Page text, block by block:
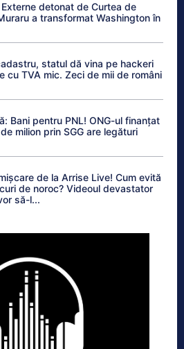
detonat de Curtea de
a transformat Washington în
statul dă vina pe hackeri
cu TVA mic. Zeci de mii de români
Bani pentru PNL! ONG-ul finanțat
milion prin SGG are legături
de la Arrise Live! Cum evită
de noroc? Videoul devastator
să-l...